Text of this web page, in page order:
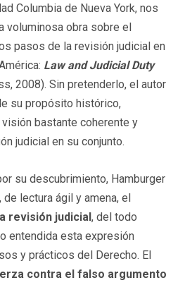
Columbia de Nueva York, nos
voluminosa obra sobre el
pasos de la revisión judicial en
Law and Judicial Duty
2008). Sin pretenderlo, el autor
su propósito histórico,
bastante coherente y
judicial en su conjunto.
su descubrimiento, Hamburger
lectura ágil y amena, el
revisión judicial, del todo
entendida esta expresión
y prácticos del Derecho. El
contra el falso argumento